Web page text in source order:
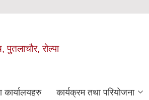
पुतलाचौर, रोल्पा
कार्यालयहरु कार्यक्रम तथा परियोजना